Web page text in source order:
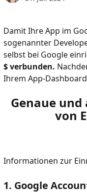
Damit Ihre App im
sogenannter
selbst bei Google
$ verbunden.
Ihrem App-
Genaue
von
Informationen zur
1. Google